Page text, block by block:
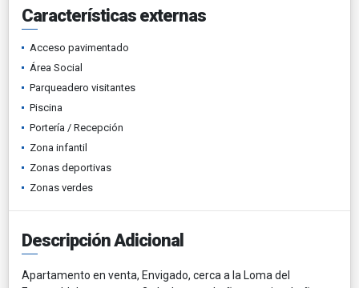
Características externas
Acceso pavimentado
Área Social
Parqueadero visitantes
Piscina
Portería / Recepción
Zona infantil
Zonas deportivas
Zonas verdes
Descripción Adicional
Apartamento en venta, Envigado, cerca a la Loma del